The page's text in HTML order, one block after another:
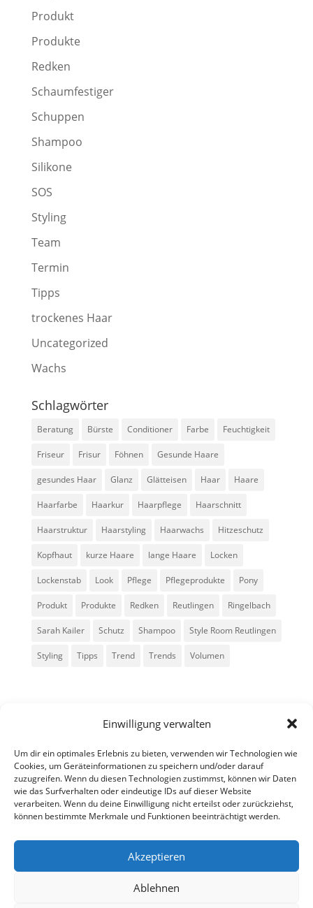
Einwilligung verwalten
Um dir ein optimales Erlebnis zu bieten, verwenden wir Technologien wie
Cookies, um Geräteinformationen zu speichern und/oder darauf
zuzugreifen. Wenn du diesen Technologien zustimmst, können wir Daten
wie das Surfverhalten oder eindeutige IDs auf dieser Website
verarbeiten. Wenn du deine Einwilligung nicht erteilst oder zurückziehst,
können bestimmte Merkmale und Funktionen beeinträchtigt werden.
Akzeptieren
Ablehnen
Produkt
Produkte
Redken
Schaumfestiger
Schuppen
Shampoo
Silikone
SOS
Styling
Team
Termin
Tipps
trockenes Haar
Uncategorized
Wachs
Schlagwörter
Beratung Bürste Conditioner Farbe Feuchtigkeit
Friseur Frisur Föhnen Gesunde Haare
gesundes Haar Glanz Glätteisen Haar Haare
Haarfarbe Haarkur Haarpflege Haarschnitt
Haarstruktur Haarstyling Haarwachs Hitzeschutz
Kopfhaut kurze Haare lange Haare Locken
Lockenstab Look Pflege Pflegeprodukte Pony
Produkt Produkte Redken Reutlingen Ringelbach
Sarah Kailer Schutz Shampoo Style Room Reutlingen
Styling Tipps Trend Trends Volumen
Alle Rechte vorbehalten - Sarah Kailer